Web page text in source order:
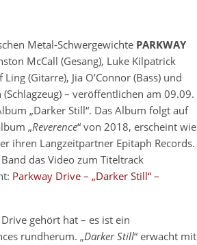
Metal-Schwergewichte PARKWAY
McCall (Gesang), Luke Kilpatrick
Ling (Gitarre), Jia O’Connor (Bass) und
(Schlagzeug) – veröffentlichen am 09.09.
„Darker Still“. Das Album folgt auf
„Reverence“ von 2018, erscheint wie
ihren Langzeitpartner Epitaph Records.
das Video zum Titeltrack
Parkway Drive – „Darker Still“ –
gehört hat – es ist ein
rundherum. „Darker Still“ erwacht mit